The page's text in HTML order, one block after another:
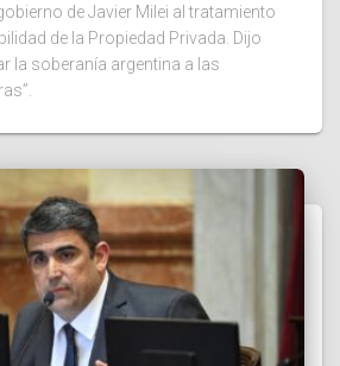
de Javier Milei al tratamiento
de la Propiedad Privada. Dijo
la soberanía argentina a las